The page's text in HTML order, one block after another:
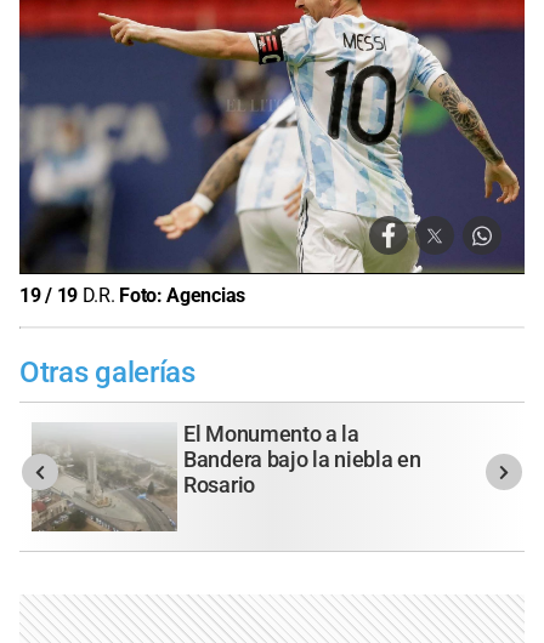
19/ 19 D.R. Foto:Agencias
Otras galerías
El Monumento a la
Bandera bajo la niebla en
Rosario